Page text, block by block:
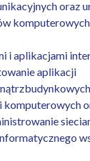
oraz
i aplikacjami
aplikacji